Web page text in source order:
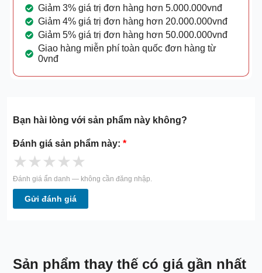
Giảm 3% giá trị đơn hàng hơn 5.000.000vnđ
Giảm 4% giá trị đơn hàng hơn 20.000.000vnđ
Giảm 5% giá trị đơn hàng hơn 50.000.000vnđ
Giao hàng miễn phí toàn quốc đơn hàng từ
0vnđ
Bạn hài lòng với sản phẩm này không?
Đánh giá sản phẩm này:*
★★★★★
Đánh giá ẩn danh — không cần đăng nhập.
Gửi đánh giá
Sản phẩm thay thế có giá gần nhất